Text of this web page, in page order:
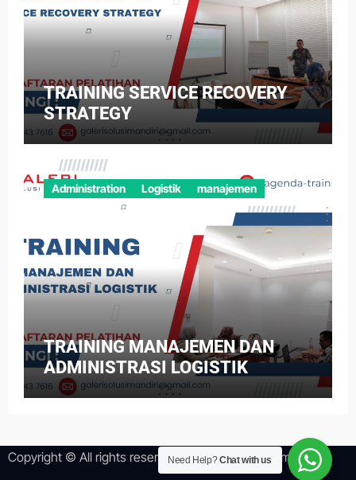
TRAINING SERVICE RECOVERY
STRATEGY
Administration Logistik manajemen
TRAINING MANAJEMEN DAN
ADMINISTRASI LOGISTIK
Copyright © All rights reserved|NewsperbyThemeansar
Need Help?Chat with us